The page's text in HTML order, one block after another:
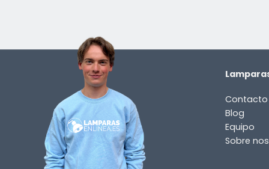
Contacto
Blog
Equipo
Sobre